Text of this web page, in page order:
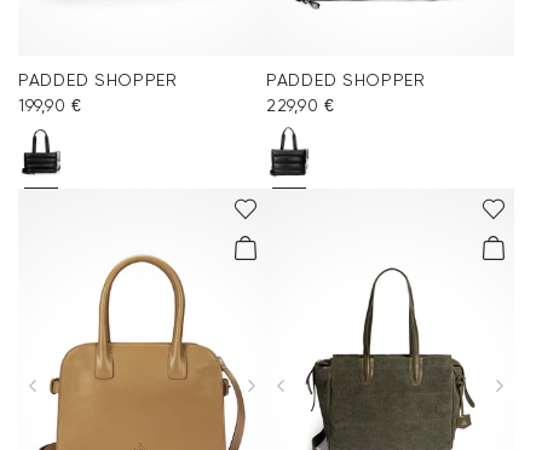
PADDED SHOPPER
199,90 €
PADDED SHOPPER
229,90 €